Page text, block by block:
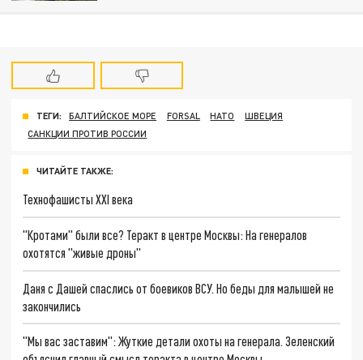
ТЕГИ: БАЛТИЙСКОЕ МОРЕ FORSAL НАТО
ШВЕЦИЯ
САНКЦИИ ПРОТИВ РОССИИ
ЧИТАЙТЕ ТАКЖЕ:
Технофашисты XXI века
"Кротами" были все? Теракт в центре Москвы: На генералов
охотятся "живые дроны"
Даня с Дашей спаслись от боевиков ВСУ. Но беды для малышей не
закончились
"Мы вас заставим": Жуткие детали охоты на генерала. Зеленский